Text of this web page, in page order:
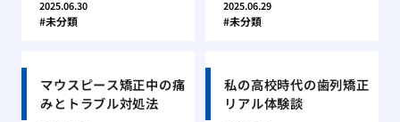
2025.06.30
未分類
2025.06.29
未分類
マウスピース矯正中の痛
みとトラブル対処法
私の高校時代の歯列矯正
リアル体験談